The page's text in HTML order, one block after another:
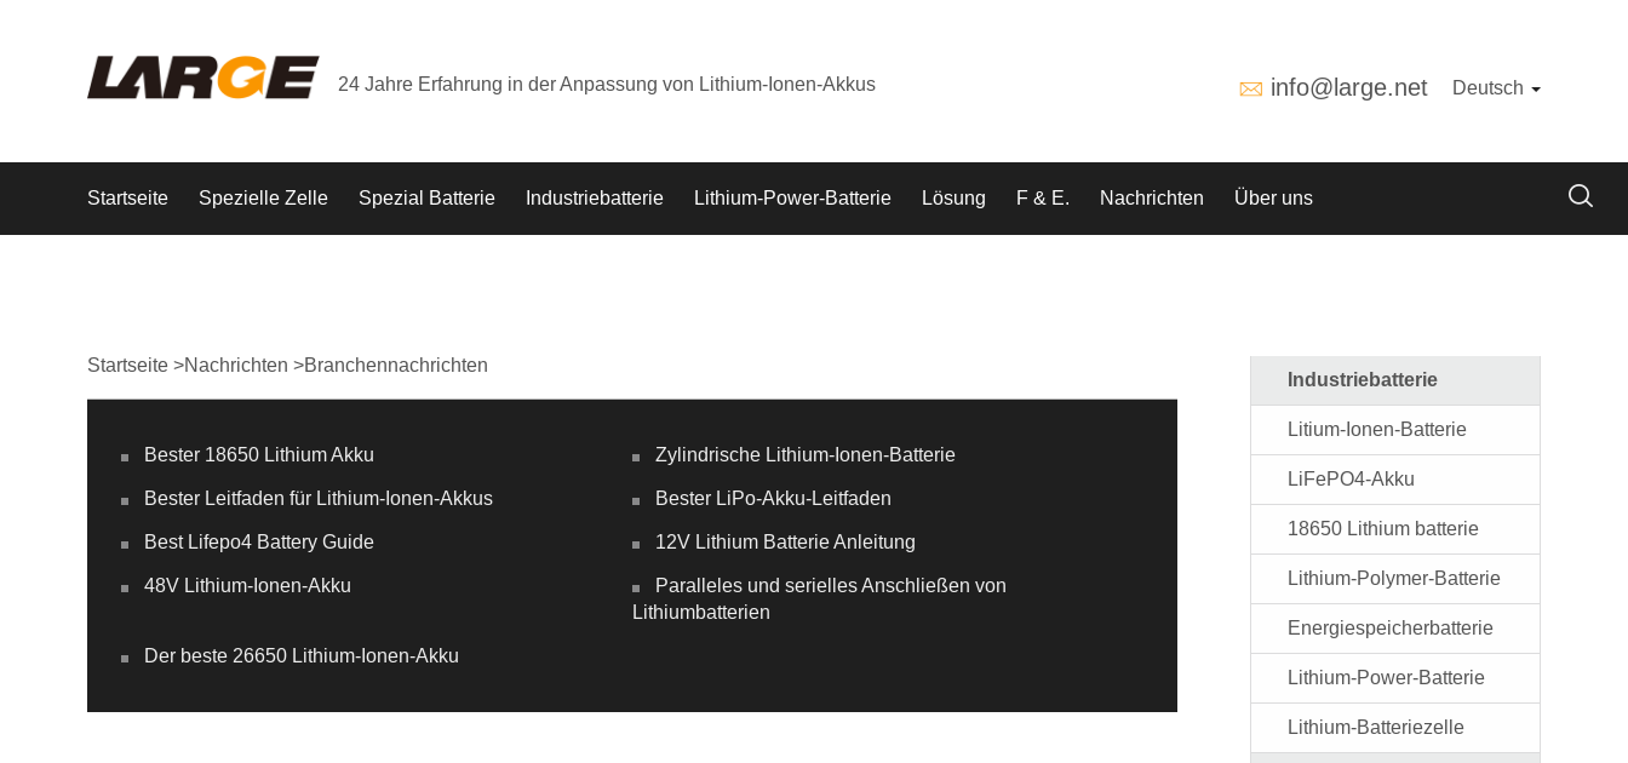
24 Jahre Erfahrung in der Anpassung von Lithium-Ionen-Akkus info@large.net Deutsch
Startseite Spezielle Zelle Spezial Batterie Industriebatterie Lithium-Power-Batterie Lösung F & E. Nachrichten Über uns
Startseite >Nachrichten >Branchennachrichten
Bester 18650 Lithium Akku Zylindrische Lithium-Ionen-Batterie
Bester Leitfaden für Lithium-Ionen-Akkus Bester LiPo-Akku-Leitfaden
Best Lifepo4 Battery Guide 12V Lithium Batterie Anleitung
48V Lithium-Ionen-Akku
Paralleles und serielles Anschließen von
Lithiumbatterien
Der beste 26650 Lithium-Ionen-Akku
Industriebatterie
Litium-Ionen-Batterie
LiFePO4-Akku
18650 Lithium batterie
Lithium-Polymer-Batterie
Energiespeicherbatterie
Lithium-Power-Batterie
Lithium-Batteriezelle